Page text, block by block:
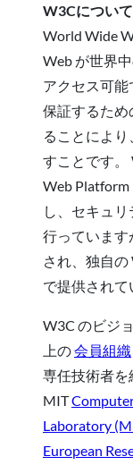
W3Cについて
World Wide
Web が世界
アクセス可
保証するため
ることによ
すことです。
Web
し、セキュ
行っていま
され、独自
で提供されて
W3C のビジ
上の会員組織
専任技術者を
MIT
Laboratory
European